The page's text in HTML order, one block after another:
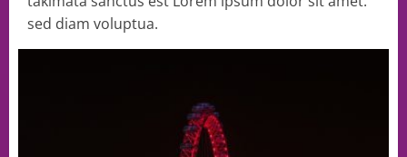
sed diam voluptua.